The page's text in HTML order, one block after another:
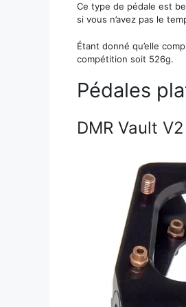
Ce type de pédale est
si vous n’avez pas le
Étant donné qu’elle
compétition soit 526g.
Pédales
DMR Vault V2